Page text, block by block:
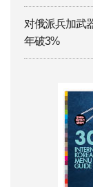
对俄派兵加武
年破3%